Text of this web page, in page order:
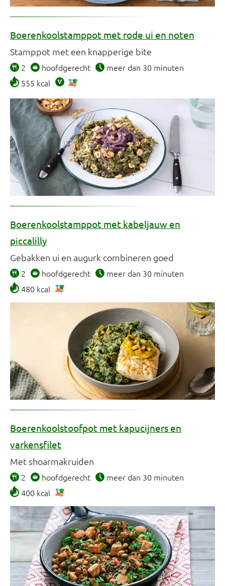
Boerenkoolstamppot met rode ui en noten
Stamppot met een knapperige bite
2 hoofdgerecht
meer dan 30 minuten
555 kcal
Boerenkoolstamppot met kabeljauw en
piccalilly
Gebakken ui en augurk combineren goed
2 hoofdgerecht
meer dan 30 minuten
480 kcal
Boerenkoolstoofpot met kapucijners en
varkensfilet
Met shoarmakruiden
2 hoofdgerecht
meer dan 30 minuten
400 kcal